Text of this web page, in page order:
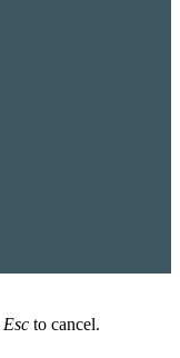
Esc to cancel.